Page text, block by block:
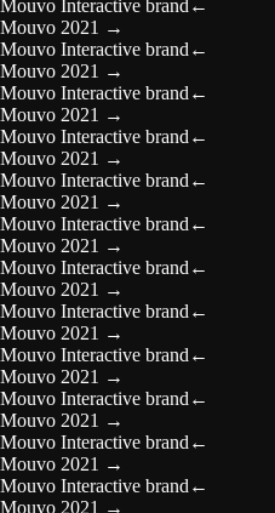
Mouvo Interactive brand ←
Mouvo 2021 →
Mouvo Interactive brand ←
Mouvo 2021 →
Mouvo Interactive brand ←
Mouvo 2021 →
Mouvo Interactive brand ←
Mouvo 2021 →
Mouvo Interactive brand ←
Mouvo 2021 →
Mouvo Interactive brand ←
Mouvo 2021 →
Mouvo Interactive brand ←
Mouvo 2021 →
Mouvo Interactive brand ←
Mouvo 2021 →
Mouvo Interactive brand ←
Mouvo 2021 →
Mouvo Interactive brand ←
Mouvo 2021 →
Mouvo Interactive brand ←
Mouvo 2021 →
Mouvo Interactive brand ←
Mouvo 2021 →